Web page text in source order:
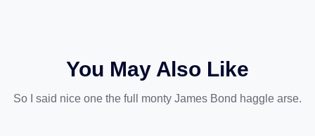
You May Also Like
So I said nice one the full monty James Bond haggle arse.